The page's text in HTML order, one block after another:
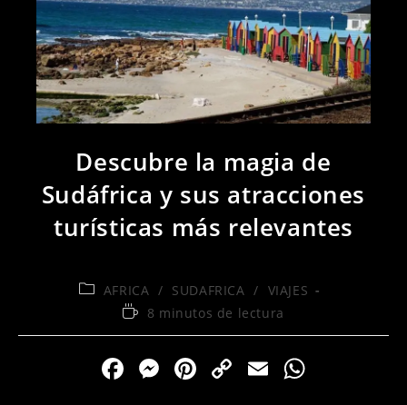
Descubre la magia de
Sudáfrica y sus atracciones
turísticas más relevantes
Categoría
entrada:
AFRICA / SUDAFRICA / VIAJES
Tiempo8 minutos de lectura
F M Pi C E